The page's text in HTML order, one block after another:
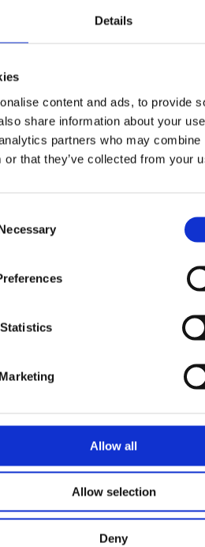
Details
content and ads, to provide
share information about your
partners who may
or that they’ve collected from your
Statistics
Marketing
Allow all
Allow selection
Deny
Education
Film
Kiddicraft
MOC
Unterwegs
ist eigentlich…?